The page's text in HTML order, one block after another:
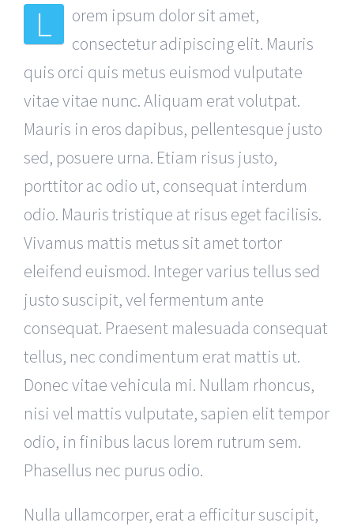
L
orem ipsum dolor sit amet,
consectetur adipiscing elit. Mauris
quis orci quis metus euismod vulputate
vitae vitae nunc. Aliquam erat volutpat.
Mauris in eros dapibus, pellentesque justo
sed, posuere urna. Etiam risus justo,
porttitor ac odio ut, consequat interdum
odio. Mauris tristique at risus eget facilisis.
Vivamus mattis metus sit amet tortor
eleifend euismod. Integer varius tellus sed
justo suscipit, vel fermentum ante
consequat. Praesent malesuada consequat
tellus, nec condimentum erat mattis ut.
Donec vitae vehicula mi. Nullam rhoncus,
nisi vel mattis vulputate, sapien elit tempor
odio, in finibus lacus lorem rutrum sem.
Phasellus nec purus odio.
Nulla ullamcorper, erat a efficitur suscipit,